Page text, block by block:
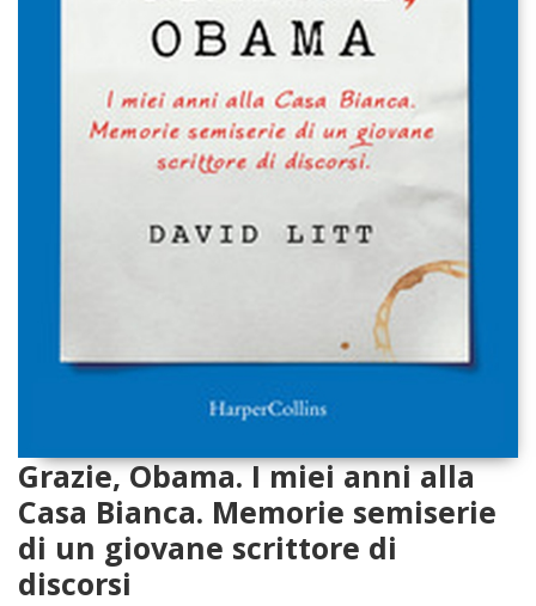
Grazie, Obama. I miei anni alla
Casa Bianca. Memorie semiserie
di un giovane scrittore di
discorsi